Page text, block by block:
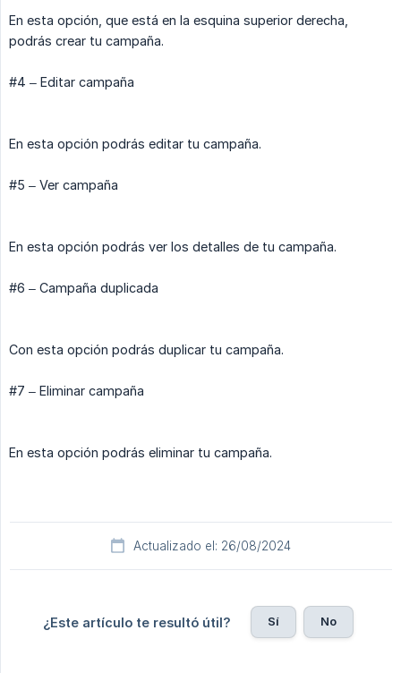
En esta opción, que está en la esquina superior derecha,
podrás crear tu campaña.
#4 – Editar campaña
En esta opción podrás editar tu campaña.
#5 – Ver campaña
En esta opción podrás ver los detalles de tu campaña.
#6 – Campaña duplicada
Con esta opción podrás duplicar tu campaña.
#7 – Eliminar campaña
En esta opción podrás eliminar tu campaña.
Actualizado el: 26/08/2024
¿Este artículo te resultó útil? Sí No